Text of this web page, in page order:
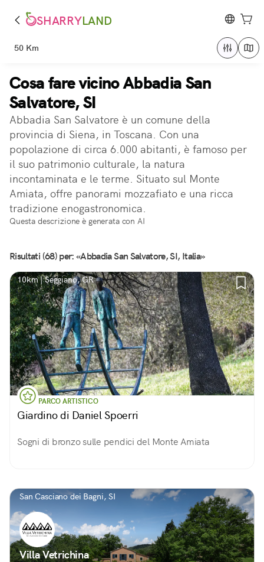
SHARRYLAND
50 Km
Cosa fare vicino Abbadia San
Salvatore, SI
Abbadia San Salvatore è un comune della
provincia di Siena, in Toscana. Con una
popolazione di circa 6.000 abitanti, è famoso per
il suo patrimonio culturale, la natura
incontaminata e le terme. Situato sul Monte
Amiata, offre panorami mozzafiato e una ricca
tradizione enogastronomica.
Questa descrizione è generata con AI
Risultati (68) per: «Abbadia San Salvatore, SI, Italia»
10km | Seggiano, GR
PARCO ARTISTICO
Giardino di Daniel Spoerri
Sogni di bronzo sulle pendici del Monte Amiata
San Casciano dei Bagni, SI
Villa Vetrichina